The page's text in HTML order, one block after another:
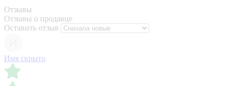
Отзывы
Отзывы о продавце
Оставить отзыв
Имя скрыто